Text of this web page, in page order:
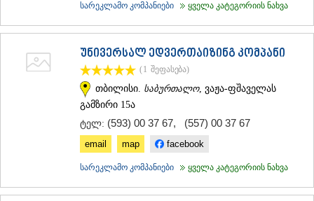
სარეკლამო კომპანიები ყველა კატეგორიის ნახვა
უნივერსალ ედვერთაიზინგ კომპანი
(1 შეფასება)
თბილისი. საბურთალო, ვაჟა-ფშაველას
გამზირი 15ა
ტელ: (593) 00 37 67, (557) 00 37 67
email map facebook
სარეკლამო კომპანიები ყველა კატეგორიის ნახვა